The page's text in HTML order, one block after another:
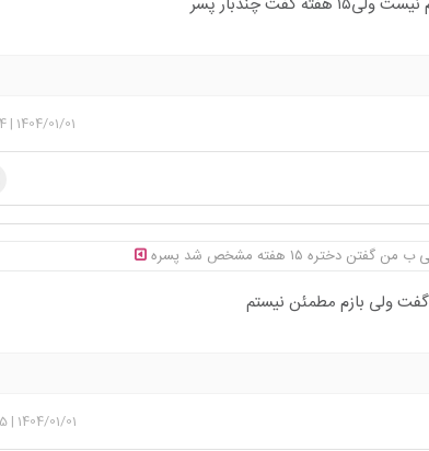
1404/01/01
|
ولی بازم مطمئن نیستم
1404/01/01
|